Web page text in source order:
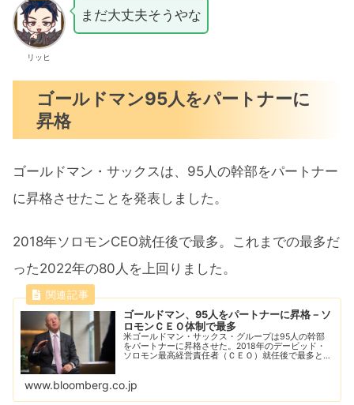
リッヒ
まだ大丈夫そうやな
ゴールドマン95人をパートナーに
昇格
ゴールドマン・サックスは、95人の幹部をパートナー
に昇格させたことを発表しました。
2018年ソロモンCEO就任後で最多。これまでの最多だ
った2022年の80人を上回りました。
ゴールドマン、95人をパートナーに昇格－ソ
ロモンＣＥＯ体制で最多
米ゴールドマン・サックス・グループは95人の幹部
をパートナーに昇格させた。2018年のデービッド・
ソロモン最高経営責任者（ＣＥＯ）就任後で最多とな
www.bloomberg.co.jp